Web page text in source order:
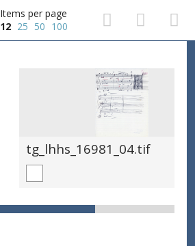
Items per page
12 25 50 100
tg_lhhs_16981_04.tif